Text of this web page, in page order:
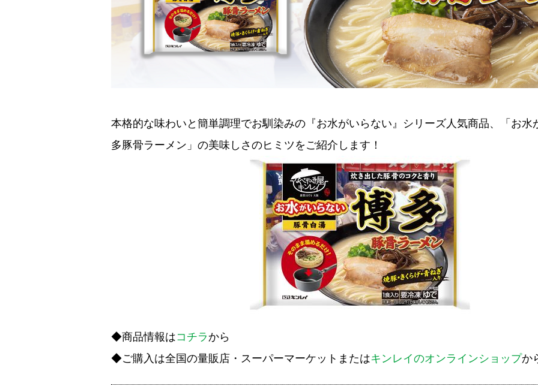
本格的な味わいと簡単調理でお馴染みの『お水がいらない』シリーズ人気商品、「お水
多豚骨ラーメン」の美味しさのヒミツをご紹介します！
◆商品情報はコチラから
◆ご購入は全国の量販店・スーパーマーケットまたはキンレイのオンラインショップか